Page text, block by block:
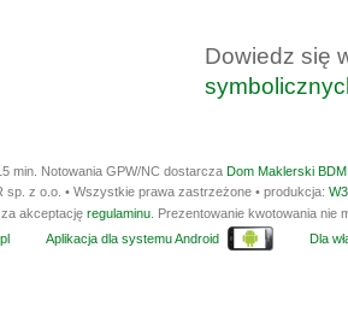
Dowiedz się
min. Notowania GPW/NC dostarcza Dom Maklerski
sp. z o.o. • Wszystkie prawa zastrzeżone • produkcja:
akceptację regulaminu . Prezentowanie kwotowania
Aplikacja dla systemu Android Dla